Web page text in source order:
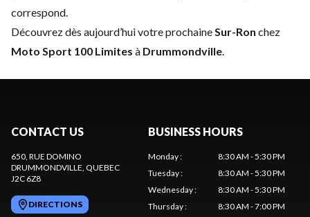
correspond.
Découvrez dès aujourd’hui votre prochaineSur-Ron chez
Moto Sport 100 Limites à Drummondville.
CONTACT US
650, RUE DOMINO
DRUMMONDVILLE, QUEBEC
J2C 6Z8
DIRECTIONS
BUSINESS HOURS
Monday:
8:30 AM - 5:30 PM
Tuesday:
8:30 AM - 5:30 PM
Wednesday:
8:30 AM - 5:30 PM
Thursday:
8:30 AM - 7:00 PM